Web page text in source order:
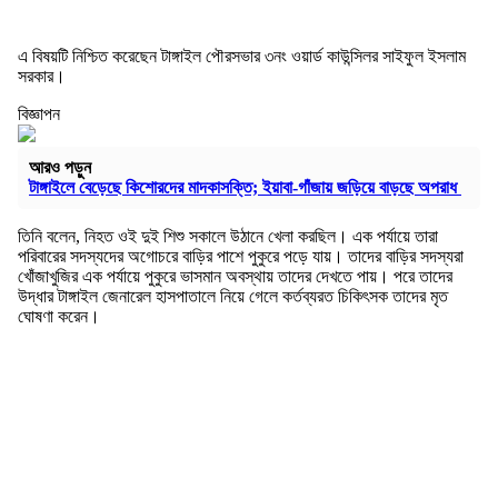
এ বিষয়টি নিশ্চিত করেছেন টাঙ্গাইল পৌরসভার ৩নং ওয়ার্ড কাউন্সিলর সাইফুল ইসলাম
সরকার।
বিজ্ঞাপন
আরও পড়ুন
টাঙ্গাইলে বেড়েছে কিশোরদের মাদকাসক্তি; ইয়াবা-গাঁজায় জড়িয়ে বাড়ছে অপরাধ
তিনি বলেন, নিহত ওই দুই শিশু সকালে উঠানে খেলা করছিল। এক পর্যায়ে তারা
পরিবারের সদস্যদের অগোচরে বাড়ির পাশে পুকুরে পড়ে যায়। তাদের বাড়ির সদস্যরা
খোঁজাখুজির এক পর্যায়ে পুকুরে ভাসমান অবস্থায় তাদের দেখতে পায়। পরে তাদের
উদ্ধার টাঙ্গাইল জেনারেল হাসপাতালে নিয়ে গেলে কর্তব্যরত চিকিৎসক তাদের মৃত
ঘোষণা করেন।